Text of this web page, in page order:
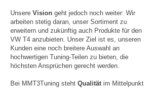
Unsere Vision geht jedoch noch weiter: Wir
arbeiten stetig daran, unser Sortiment zu
erweitern und zukünftig auch Produkte für den
VW T4 anzubieten. Unser Ziel ist es, unseren
Kunden eine noch breitere Auswahl an
hochwertigen Tuning-Teilen zu bieten, die
höchsten Ansprüchen gerecht werden.
Bei MMT3Tuning steht Qualitätim Mittelpunkt